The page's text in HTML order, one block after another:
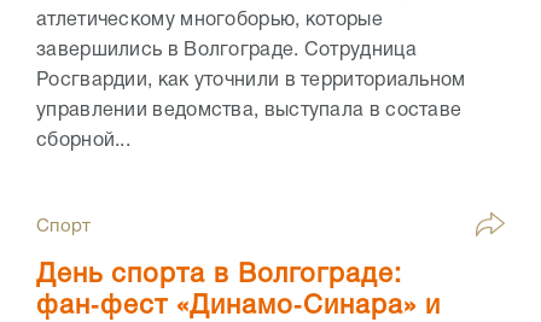
атлетическому многоборью, которые
завершились в Волгограде. Сотрудница
Росгвардии, как уточнили в территориальном
управлении ведомства, выступала в составе
сборной...
Спорт
День спорта в Волгограде:
фан‑фест «Динамо‑Синара» и